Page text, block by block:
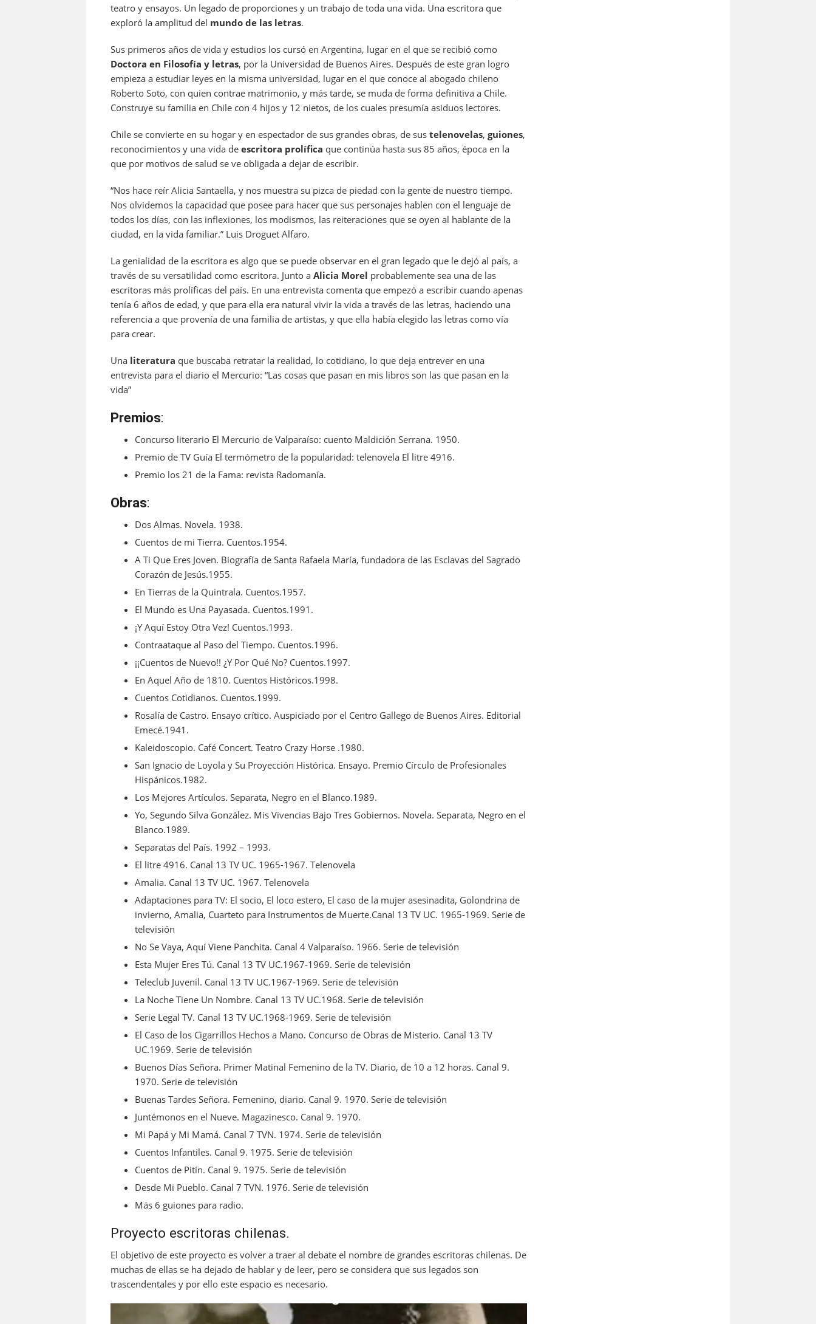
teatro y ensayos. Un legado de proporciones y un trabajo de toda una vida. Una escritora que
exploró la amplitud del mundo de las letras.
Sus primeros años de vida y estudios los cursó en Argentina, lugar en el que se recibió como
Doctora en Filosofía y letras, por la Universidad de Buenos Aires. Después de este gran logro
empieza a estudiar leyes en la misma universidad, lugar en el que conoce al abogado chileno
Roberto Soto, con quien contrae matrimonio, y más tarde, se muda de forma definitiva a Chile.
Construye su familia en Chile con 4 hijos y 12 nietos, de los cuales presumía asiduos lectores.
Chile se convierte en su hogar y en espectador de sus grandes obras, de sus telenovelas, guiones,
reconocimientos y una vida de escritora prolífica que continúa hasta sus 85 años, época en la
que por motivos de salud se ve obligada a dejar de escribir.
“Nos hace reír Alicia Santaella, y nos muestra su pizca de piedad con la gente de nuestro tiempo.
Nos olvidemos la capacidad que posee para hacer que sus personajes hablen con el lenguaje de
todos los días, con las inflexiones, los modismos, las reiteraciones que se oyen al hablante de la
ciudad, en la vida familiar.” Luis Droguet Alfaro.
La genialidad de la escritora es algo que se puede observar en el gran legado que le dejó al país, a
través de su versatilidad como escritora. Junto a Alicia Morel probablemente sea una de las
escritoras más prolíficas del país. En una entrevista comenta que empezó a escribir cuando apenas
tenía 6 años de edad, y que para ella era natural vivir la vida a través de las letras, haciendo una
referencia a que provenía de una familia de artistas, y que ella había elegido las letras como vía
para crear.
Una literatura que buscaba retratar la realidad, lo cotidiano, lo que deja entrever en una
entrevista para el diario el Mercurio: “Las cosas que pasan en mis libros son las que pasan en la
vida”
Premios:
Concurso literario El Mercurio de Valparaíso: cuento Maldición Serrana. 1950.
Premio de TV Guía El termómetro de la popularidad: telenovela El litre 4916.
Premio los 21 de la Fama: revista Radomanía.
Obras:
Dos Almas. Novela. 1938.
Cuentos de mi Tierra. Cuentos.1954.
A Ti Que Eres Joven. Biografía de Santa Rafaela María, fundadora de las Esclavas del Sagrado
Corazón de Jesús.1955.
En Tierras de la Quintrala. Cuentos.1957.
El Mundo es Una Payasada. Cuentos.1991.
¡Y Aquí Estoy Otra Vez! Cuentos.1993.
Contraataque al Paso del Tiempo. Cuentos.1996.
¡¡Cuentos de Nuevo!! ¿Y Por Qué No? Cuentos.1997.
En Aquel Año de 1810. Cuentos Históricos.1998.
Cuentos Cotidianos. Cuentos.1999.
Rosalía de Castro. Ensayo crítico. Auspiciado por el Centro Gallego de Buenos Aires. Editorial
Emecé.1941.
Kaleidoscopio. Café Concert. Teatro Crazy Horse .1980.
San Ignacio de Loyola y Su Proyección Histórica. Ensayo. Premio Círculo de Profesionales
Hispánicos.1982.
Los Mejores Artículos. Separata, Negro en el Blanco.1989.
Yo, Segundo Silva González. Mis Vivencias Bajo Tres Gobiernos. Novela. Separata, Negro en el
Blanco.1989.
Separatas del País. 1992 – 1993.
El litre 4916. Canal 13 TV UC. 1965-1967. Telenovela
Amalia. Canal 13 TV UC. 1967. Telenovela
Adaptaciones para TV: El socio, El loco estero, El caso de la mujer asesinadita, Golondrina de
invierno, Amalia, Cuarteto para Instrumentos de Muerte.Canal 13 TV UC. 1965-1969. Serie de
televisión
No Se Vaya, Aquí Viene Panchita. Canal 4 Valparaíso. 1966. Serie de televisión
Esta Mujer Eres Tú. Canal 13 TV UC.1967-1969. Serie de televisión
Teleclub Juvenil. Canal 13 TV UC.1967-1969. Serie de televisión
La Noche Tiene Un Nombre. Canal 13 TV UC.1968. Serie de televisión
Serie Legal TV. Canal 13 TV UC.1968-1969. Serie de televisión
El Caso de los Cigarrillos Hechos a Mano. Concurso de Obras de Misterio. Canal 13 TV
UC.1969. Serie de televisión
Buenos Días Señora. Primer Matinal Femenino de la TV. Diario, de 10 a 12 horas. Canal 9.
1970. Serie de televisión
Buenas Tardes Señora. Femenino, diario. Canal 9. 1970. Serie de televisión
Juntémonos en el Nueve. Magazinesco. Canal 9. 1970.
Mi Papá y Mi Mamá. Canal 7 TVN. 1974. Serie de televisión
Cuentos Infantiles. Canal 9. 1975. Serie de televisión
Cuentos de Pitín. Canal 9. 1975. Serie de televisión
Desde Mi Pueblo. Canal 7 TVN. 1976. Serie de televisión
Más 6 guiones para radio.
Proyecto escritoras chilenas.
El objetivo de este proyecto es volver a traer al debate el nombre de grandes escritoras chilenas. De
muchas de ellas se ha dejado de hablar y de leer, pero se considera que sus legados son
trascendentales y por ello este espacio es necesario.